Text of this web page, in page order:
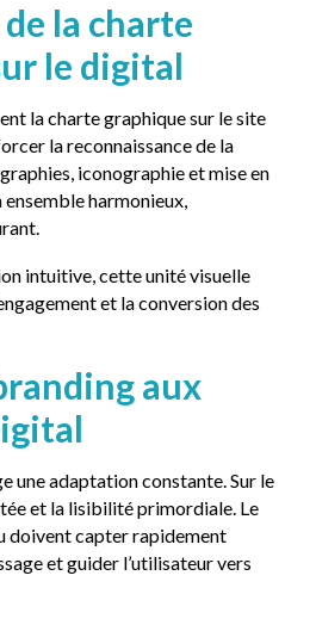
la charte
le digital
la charte graphique sur le site
la reconnaissance de la
iconographie et mise en
harmonieux,
intuitive, cette unité visuelle
et la conversion des
aux
une adaptation constante. Sur le
et la lisibilité primordiale. Le
doivent capter rapidement
et guider l’utilisateur vers